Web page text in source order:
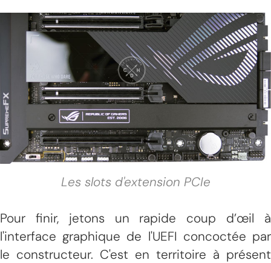
Les slots d'extension PCIe
Pour finir, jetons un rapide coup d’œil à
l'interface graphique de l'UEFI concoctée par
le constructeur. C'est en territoire à présent